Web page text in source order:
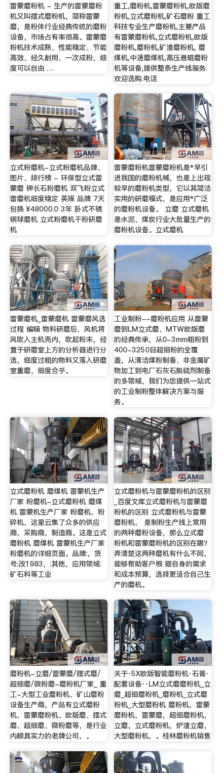
雷蒙磨粉机 - 生产的雷蒙磨粉
机又叫摆式磨粉机，简称雷蒙
磨，是粉体行业经典传统的磨粉
设备，市场占有率很高。雷蒙磨
粉机技术成熟、性能稳定、节能
高效、经久耐用、一次成粉，细
度可以自由 …
重工,磨粉机,雷蒙磨粉机,欧版磨
粉机,立式磨粉机,矿石磨粉 重工
科技专业生产磨粉机,主要产品
有雷蒙磨粉机,立式磨粉机,欧版
磨粉机,磨粉机,矿渣磨粉机, 磨
煤机,中速磨煤机,高压悬辊磨粉
机等设备,提供整条生产线服务.
欢迎选购.电话
立式粉磨机-立式粉磨机品牌、
图片、排行榜 - 环保型立式雷
蒙磨 钾长石粉磨机 双飞粉立式
雷磨机细度稳定 英琢 品牌 7天
包换 ¥48000.0 3年 卧式不锈
钢球磨机 立式粉磨机干粉研磨
机
雷蒙磨粉机雷蒙磨粉机是*早引
进我国的磨粉机械，也是上出现
较早的磨粉机类型，它以其简洁
实用的研磨模式，是应用*广泛
的磨粉机设备。 立磨 立式磨机
是水泥、煤炭行业大批量生产的
磨粉机设备。立式磨机
雷蒙磨机_雷蒙磨机 雷蒙磨风选
过程 编辑 物料研磨后，风机将
风吹入主机壳内，吹起粉末，经
置于研磨室上方的分析器进行分
选，细度过粗的物料又落入研磨
室重磨，细度合乎。
工业制粉--磨粉机应用 从雷蒙
磨到LM立式磨、MTW欧版磨
的经典传承，从0-3mm粗粉到
400-3250目超细粉的全覆
盖，从清洁煤粉制备、非金属矿
物加工到电厂石灰石脱硫剂制备
的多领域，我们为您提供一站式
的工业制粉整体解决方案与服
务。
立式磨粉机 磨煤机 雷蒙机生产
厂家 粉磨机-立式磨粉机 磨煤
机 雷蒙机生产厂家 粉磨机，粉
碎机，这里云集了众多的供应
商，采购商，制造商。这是立式
磨粉机 磨煤机 雷蒙机生产厂家
粉磨机的详细页面。品牌:，货
号:改1983，:其他，应用领域:
矿石料等工业
立式磨粉机与雷蒙磨粉机的区别
_百度文库立式磨粉机与雷蒙磨
粉机的区别 立式磨粉机与雷蒙
磨粉机， 是制粉生产线上常用
的两种磨粉设备，那么立式磨
粉机和雷蒙磨粉机的区别在哪？
弄清楚这两种磨机有什么不同，
能够帮助客户根 据自身的需求
和成本预算，选择更适合自己生
产的磨机。
磨粉机-立磨/雷蒙磨/摆式磨/
超细磨/微粉磨-磨粉机厂家_ 重
工-大型工业磨粉机、矿山磨粉
设备生产商，产品有立式磨粉
机、雷蒙磨粉机、欧版磨、摆式
磨、超细磨、微粉磨等，是行业
内颇具实力的老牌公司，。
关于·5X欧版智能磨粉机·石膏·
配套设备··LM立式磨磨粉机_立
磨_超细磨粉机_磨粉机_立式磨
粉机_大型磨粉机 磨粉机，雷蒙
磨粉机，雷蒙磨，超细磨粉机，
立磨，立式磨粉机，炉渣立磨，
大型磨粉机，。桂林磨粉机销售